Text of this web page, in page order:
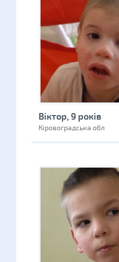
Віктор, 9 років
Кіровоградська обл